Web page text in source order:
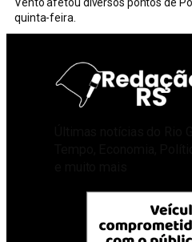
quinta-feira.